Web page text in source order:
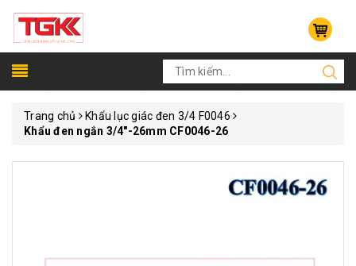
Trang chủ
Khẩu lục giác đen 3/4 F0046
Khẩu đen ngắn 3/4"-26mm CF0046-26